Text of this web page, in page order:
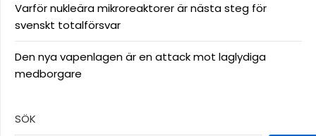
Varför nukleära mikroreaktorer är nästa steg för
svenskt totalförsvar
Den nya vapenlagen är en attack mot laglydiga
medborgare
SÖK